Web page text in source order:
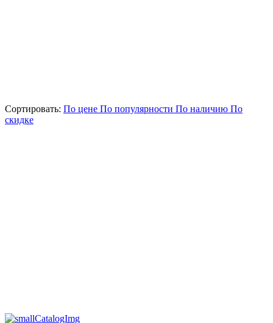
Сортировать: По цене По популярности По наличию По
скидке